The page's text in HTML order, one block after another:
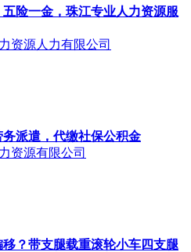
险一金，珠江专业人力资源服
资源人力有限公司
派遣，代缴社保公积金
资源有限公司
？带支腿载重滚轮小车四支腿